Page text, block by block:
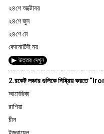
২৪শে অক্টোবর
২৪শে জুন
২৪শে মে
কোনোটিই নয়
▶ উত্তর দেখুন
2.রকেট লঞ্চার গুলিকে নিষ্ক্রিয় করতে
আমেরিকা
রাশিয়া
চীন